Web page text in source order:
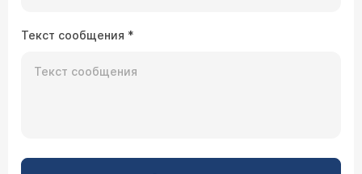
Текст сообщения *